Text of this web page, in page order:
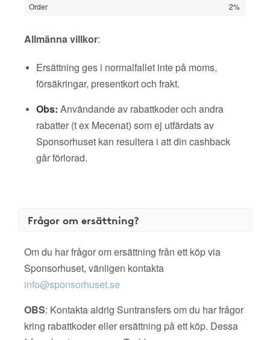
Order 2%
Allmänna villkor:
Ersättning ges i normalfallet inte på moms,
försäkringar, presentkort och frakt.
Obs: Användande av rabattkoder och andra
rabatter (t ex Mecenat) som ej utfärdats av
Sponsorhuset kan resultera i att din cashback
går förlorad.
Frågor om ersättning?
Om du har frågor om ersättning från ett köp via
Sponsorhuset, vänligen kontakta
info@sponsorhuset.se
OBS: Kontakta aldrig Suntransfers om du har frågor
kring rabattkoder eller ersättning på ett köp. Dessa